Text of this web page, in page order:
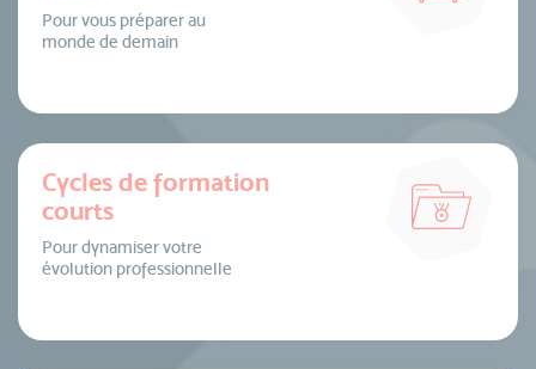
Pour vous préparer au
monde de demain
Cycles de formation
courts
Pour dynamiser votre
évolution professionnelle